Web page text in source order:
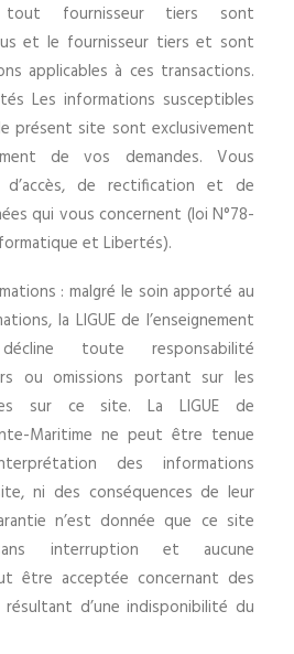
tout fournisseur tiers sont
et le fournisseur tiers et sont
applicables à ces transactions.
Les informations susceptibles
présent site sont exclusivement
de vos demandes. Vous
de rectification et de
qui vous concernent (loi N°78-
et Libertés).
: malgré le soin apporté au
la LIGUE de l’enseignement
décline toute responsabilité
ou omissions portant sur les
sur ce site. La LIGUE de
Maritime ne peut être tenue
des informations
ni des conséquences de leur
n’est donnée que ce site
interruption et aucune
être acceptée concernant des
d’une indisponibilité du